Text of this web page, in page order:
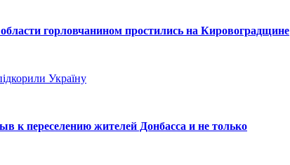
горловчанином простились на Кировоградщине
Україну
к переселению жителей Донбасса и не только